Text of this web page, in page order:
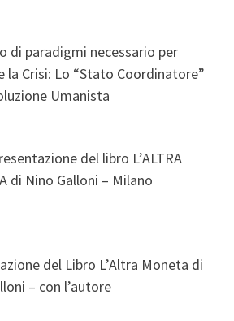
di paradigmi necessario per
la Crisi: Lo “Stato Coordinatore”
Umanista
del libro L’ALTRA
di Nino Galloni – Milano
del Libro L’Altra Moneta di
– con l’autore